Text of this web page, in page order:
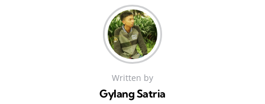
Written by
Gylang Satria